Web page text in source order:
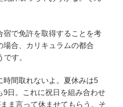
宿で免許を取得することを考
場合、カリキュラムの都合
す。
時間取れないよ。夏休みは5
9日。これに祝日を組み合わせ
ま言って休ませてもらう。そ